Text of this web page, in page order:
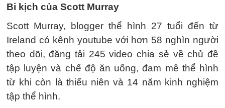
Bi kịch của Scott Murray
Scott Murray, blogger thể hình 27 tuổi đến từ
Ireland có kênh youtube với hơn 58 nghìn người
theo dõi, đăng tải 245 video chia sẻ về chủ đề
tập luyện và chế độ ăn uống, đam mê thể hình
từ khi còn là thiếu niên và 14 năm kinh nghiệm
tập thể hình.